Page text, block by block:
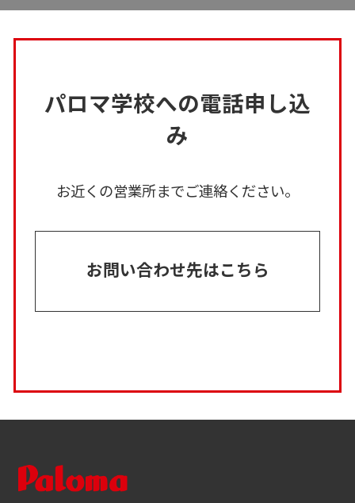
パロマ学校への電話申し込
み
お近くの営業所までご連絡ください。
お問い合わせ先はこちら